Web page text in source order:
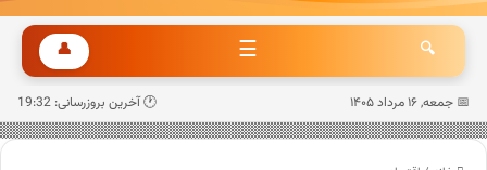
🔍
☰
👤
📅 جمعه, ۱۶ مرداد ۱۴۰۵ 🕐 آخرین بروزرسانی: 19:32